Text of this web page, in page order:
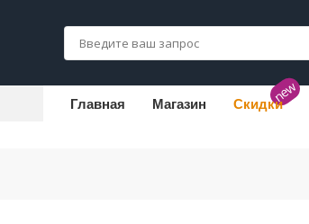
Главная Магазин new
Скидки